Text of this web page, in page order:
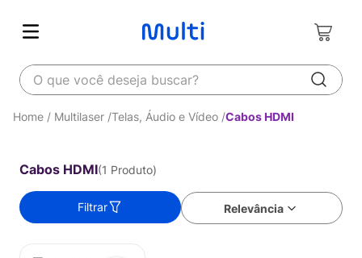
O que você deseja buscar?
Multilaser Telas, Áudio e Vídeo Cabos HDMI
Cabos HDMI 1 Produto
Relevância
Filtrar